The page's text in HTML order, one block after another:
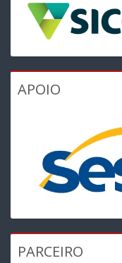
APOIO
PARCEIRO